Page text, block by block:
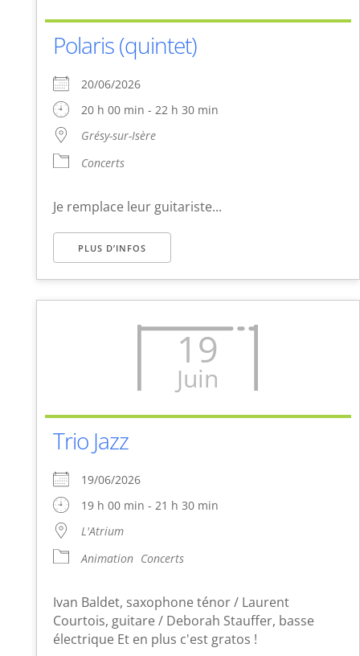
Polaris (quintet)
20/06/2026
20 h 00 min - 22 h 30 min
Grésy-sur-Isère
Concerts
Je remplace leur guitariste...
PLUS D’INFOS
19
Juin
Trio Jazz
19/06/2026
19 h 00 min - 21 h 30 min
L'Atrium
Animation Concerts
Ivan Baldet, saxophone ténor / Laurent
Courtois, guitare / Deborah Stauffer, basse
électrique Et en plus c'est gratos !